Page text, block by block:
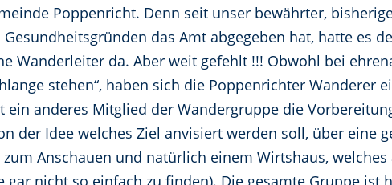
Poppenricht. Denn seit unser bewährter,
das Amt abgegeben hat, hatte es
Wanderleiter da. Aber weit gefehlt !!! Obwohl bei
stehen“, haben sich die Poppenrichter Wanderer
anderes Mitglied der Wandergruppe die
der Idee welches Ziel anvisiert werden soll, über eine
Anschauen und natürlich einem Wirtshaus, welches
nicht so einfach zu finden). Die gesamte Gruppe ist